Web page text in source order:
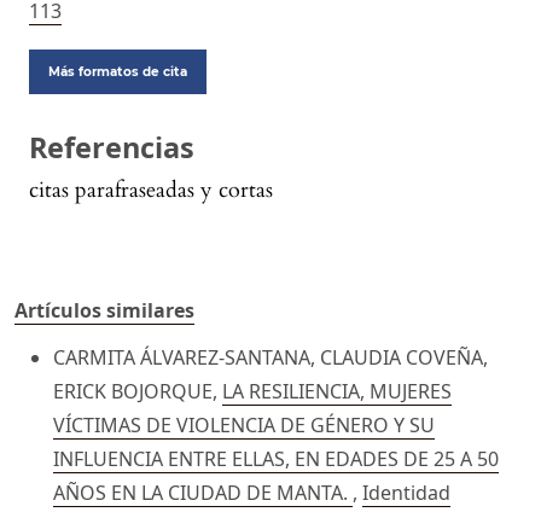
113
Más formatos de cita
Referencias
citas parafraseadas y cortas
Artículos similares
CARMITA ÁLVAREZ-SANTANA, CLAUDIA COVEÑA,
ERICK BOJORQUE, LA RESILIENCIA, MUJERES
VÍCTIMAS DE VIOLENCIA DE GÉNERO Y SU
INFLUENCIA ENTRE ELLAS, EN EDADES DE 25 A 50
AÑOS EN LA CIUDAD DE MANTA. , Identidad